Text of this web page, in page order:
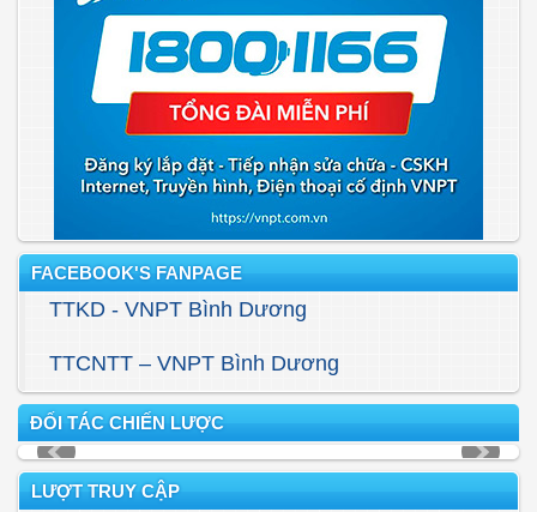
FACEBOOK'S FANPAGE
TTKD - VNPT Bình Dương
TTCNTT – VNPT Bình Dương
ĐỐI TÁC CHIẾN LƯỢC
LƯỢT TRUY CẬP